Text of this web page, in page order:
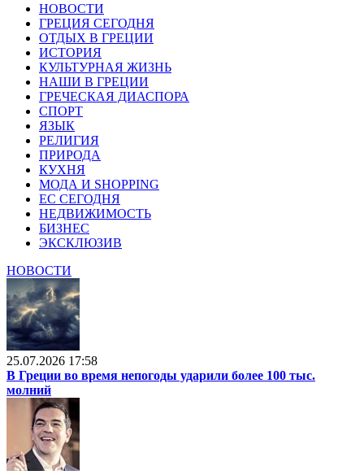
НОВОСТИ
ГРЕЦИЯ СЕГОДНЯ
ОТДЫХ В ГРЕЦИИ
ИСТОРИЯ
КУЛЬТУРНАЯ ЖИЗНЬ
НАШИ В ГРЕЦИИ
ГРЕЧЕСКАЯ ДИАСПОРА
СПОРТ
ЯЗЫК
РЕЛИГИЯ
ПРИРОДА
КУХНЯ
МОДА И SHOPPING
ЕС СЕГОДНЯ
НЕДВИЖИМОСТЬ
БИЗНЕС
ЭКСКЛЮЗИВ
НОВОСТИ
25.07.2026 17:58
В Греции во время непогоды ударили более 100 тыс.
молний